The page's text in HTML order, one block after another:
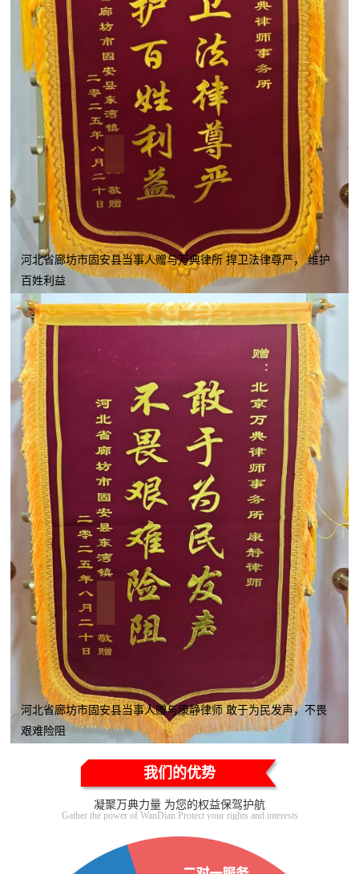
河北省廊坊市固安县当事人赠与万典律所 捍卫法律尊严， 维护
百姓利益
河北省廊坊市固安县当事人赠与康静律师 敢于为民发声，不畏
艰难险阻
我们的优势
凝聚万典力量 为您的权益保驾护航
Gather the power of WanDian Protect your rights and interests